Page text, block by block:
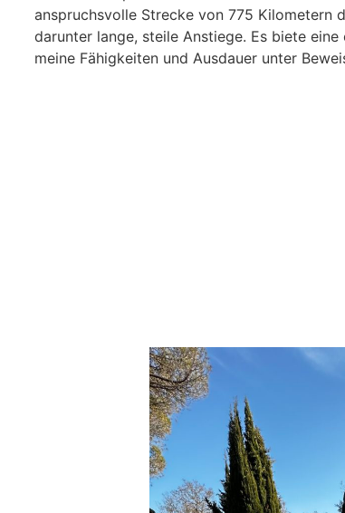
anspruchsvolle Strecke von 775 Kilometern
darunter lange, steile Anstiege. Es biete
meine Fähigkeiten und Ausdauer unter